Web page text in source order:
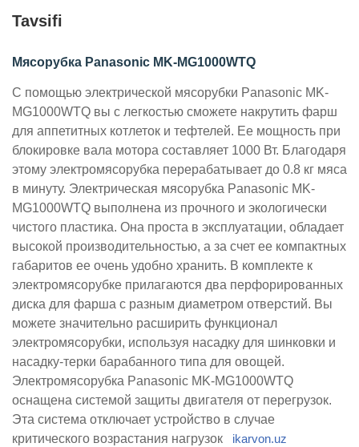
Tavsifi
Мясорубка Panasonic MK-MG1000WTQ
С помощью электрической мясорубки Panasonic MK-
MG1000WTQ вы с легкостью сможете накрутить фарш
для аппетитных котлеток и тефтелей. Ее мощность при
блокировке вала мотора составляет 1000 Вт. Благодаря
этому электромясорубка перерабатывает до 0.8 кг мяса
в минуту. Электрическая мясорубка Panasonic MK-
MG1000WTQ выполнена из прочного и экологически
чистого пластика. Она проста в эксплуатации, обладает
высокой производительностью, а за счет ее компактных
габаритов ее очень удобно хранить. В комплекте к
электромясорубке прилагаются два перфорированных
диска для фарша с разным диаметром отверстий. Вы
можете значительно расширить функционал
электромясорубки, используя насадку для шинковки и
насадку-терки барабанного типа для овощей.
Электромясорубка Panasonic MK-MG1000WTQ
оснащена системой защиты двигателя от перегрузок.
Эта система отключает устройство в случае
критического возрастания нагрузок
ikarvon.uz